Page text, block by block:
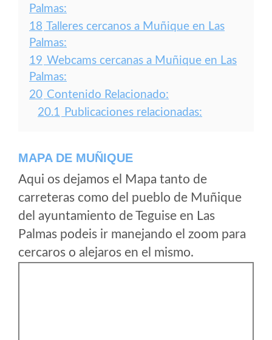
Palmas:
18 Talleres cercanos a Muñique en Las
Palmas:
19 Webcams cercanas a Muñique en Las
Palmas:
20 Contenido Relacionado:
20.1 Publicaciones relacionadas:
MAPA DE MUÑIQUE
Aqui os dejamos el Mapa tanto de
carreteras como del pueblo de Muñique
del ayuntamiento de Teguise en Las
Palmas podeis ir manejando el zoom para
cercaros o alejaros en el mismo.